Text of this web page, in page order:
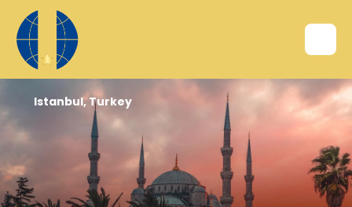
Istanbul, Turkey